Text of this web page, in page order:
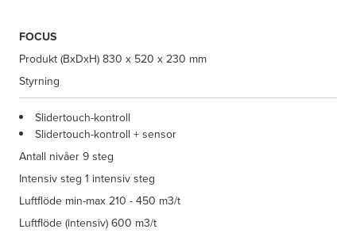
FOCUS
Produkt (BxDxH)830 x 520 x 230 mm
Styrning
Slidertouch-kontroll
Slidertouch-kontroll + sensor
Antall nivåer9 steg
Intensiv steg 1 intensiv steg
Luftflöde min-max210 - 450 m3/t
Luftflöde (intensiv)600 m3/t